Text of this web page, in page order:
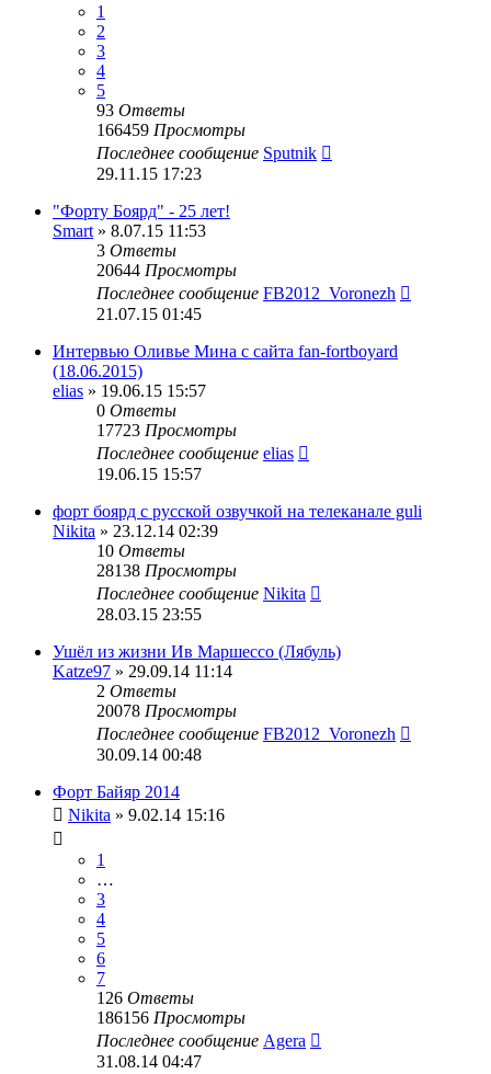
1
2
3
4
5
93 Ответы
166459 Просмотры
Последнее сообщение Sputnik
29.11.15 17:23
"Форту Боярд" - 25 лет!
Smart » 8.07.15 11:53
3 Ответы
20644 Просмотры
Последнее сообщение FB2012_Voronezh
21.07.15 01:45
Интервью Оливье Мина с сайта fan-fortboyard
(18.06.2015)
elias » 19.06.15 15:57
0 Ответы
17723 Просмотры
Последнее сообщение elias
19.06.15 15:57
форт боярд с русской озвучкой на телеканале guli
Nikita » 23.12.14 02:39
10 Ответы
28138 Просмотры
Последнее сообщение Nikita
28.03.15 23:55
Ушёл из жизни Ив Маршессо (Лябуль)
Katze97 » 29.09.14 11:14
2 Ответы
20078 Просмотры
Последнее сообщение FB2012_Voronezh
30.09.14 00:48
Форт Байяр 2014
Nikita » 9.02.14 15:16
1
…
3
4
5
6
7
126 Ответы
186156 Просмотры
Последнее сообщение Agera
31.08.14 04:47